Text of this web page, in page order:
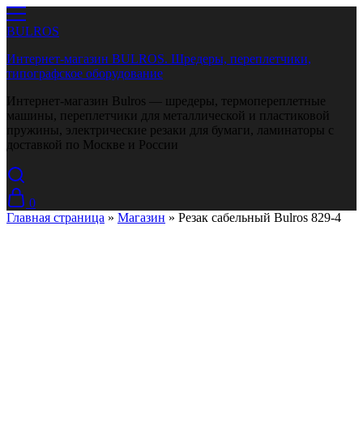
BULROS
Интернет-магазин BULROS. Шредеры, переплетчики,
типографское оборудование
Интернет-магазин Bulros — шредеры, термопереплетные
машины, переплетчики для металлической и пластиковой
пружины, электрические резаки для бумаги, ламинаторы с
доставкой по Москве и России
0
Главная страница » Магазин » Резак сабельный Bulros 829-4